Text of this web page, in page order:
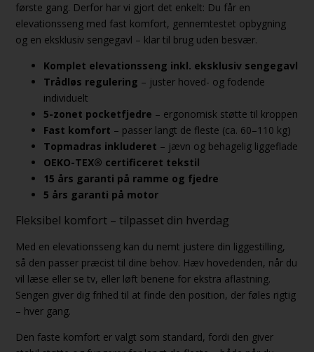
første gang. Derfor har vi gjort det enkelt: Du får en
elevationsseng med fast komfort, gennemtestet opbygning
og en eksklusiv sengegavl – klar til brug uden besvær.
Komplet elevationsseng inkl. eksklusiv sengegavl
Trådløs regulering – juster hoved- og fodende
individuelt
5-zonet pocketfjedre – ergonomisk støtte til kroppen
Fast komfort – passer langt de fleste (ca. 60–110 kg)
Topmadras inkluderet – jævn og behagelig liggeflade
OEKO-TEX® certificeret tekstil
15 års garanti på ramme og fjedre
5 års garanti på motor
Fleksibel komfort – tilpasset din hverdag
Med en elevationsseng kan du nemt justere din liggestilling,
så den passer præcist til dine behov. Hæv hovedenden, når du
vil læse eller se tv, eller løft benene for ekstra aflastning.
Sengen giver dig frihed til at finde den position, der føles rigtig
– hver gang.
Den faste komfort er valgt som standard, fordi den giver